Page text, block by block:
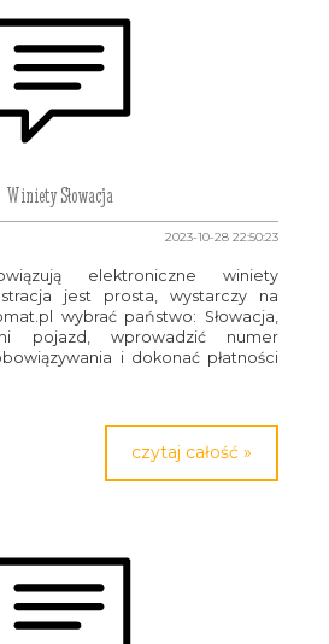
Winiety Słowacja
2023-10-28 22:50:23
elektroniczne winiety
jest prosta, wystarczy na
wybrać państwo: Słowacja,
pojazd, wprowadzić numer
i dokonać płatności
czytaj całość »